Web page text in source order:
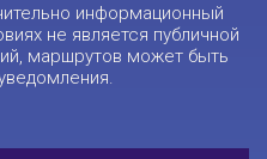
информационный
не является публичной
маршрутов может быть